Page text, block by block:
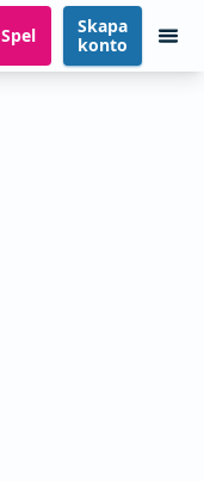
Spel
Skapa
konto